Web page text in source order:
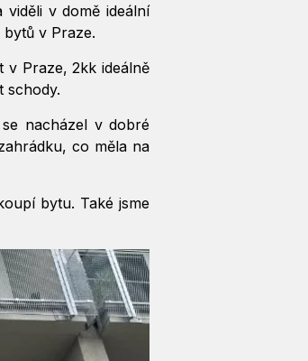
v domě ideální
v Praze.
v Praze, 2kk ideálně
schody.
nacházel v dobré
co měla na
bytu. Také jsme